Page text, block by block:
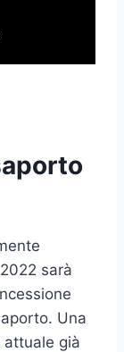
sarà
Una
già